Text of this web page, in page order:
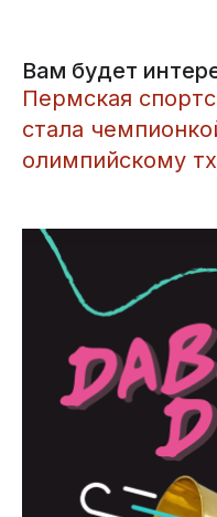
Вам будет
Пермская
стала
олимпийскому